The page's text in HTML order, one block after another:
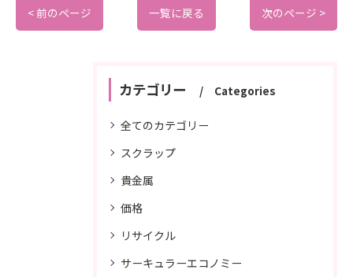
< 前のページ 一覧に戻る 次のページ >
カテゴリー Categories
全てのカテゴリー
スクラップ
貴金属
価格
リサイクル
サーキュラーエコノミー